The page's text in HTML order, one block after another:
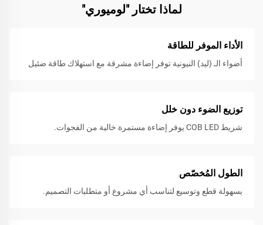
لماذا تختار "لوميوري"
الأداء الموفر للطاقة
أضواء الـ (ليد) النيونية توفر إضاءة مشرقة مع استهلاك طاقة ضئيل
توزيع الضوء دون خلل
شريط COB LED يوفر إضاءة مستمرة خالية من الفجوات.
الطول المُخصّص
بسهولة قطع وتوسيع لتناسب أي مشروع أو متطلبات التصميم.